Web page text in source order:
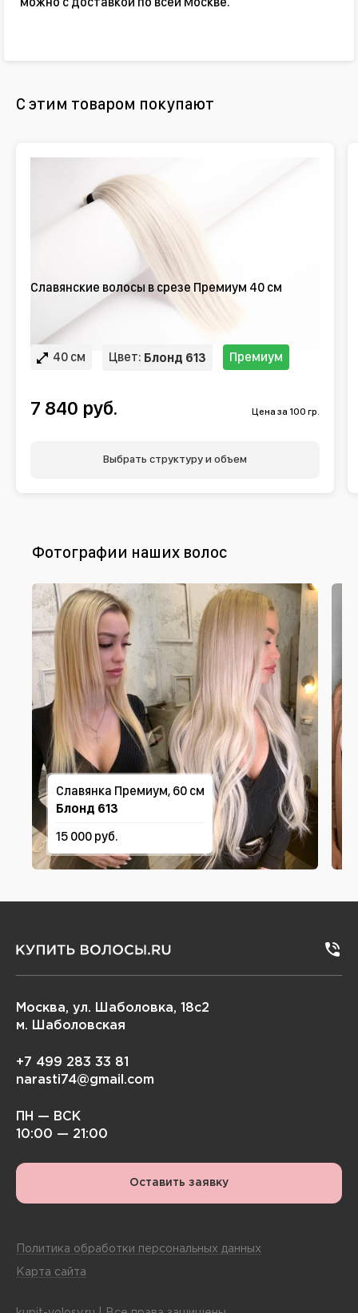
С этим товаром покупают
Славянские волосы в срезе Премиум 40 см
40 см Цвет: Блонд 613 Премиум
7 840 руб. Цена за 100 гр.
Выбрать структуру и объем
Фотографии наших волос
Славянка Премиум, 60 см
Блонд 613
15 000 руб.
Москва, ул. Шаболовка, 18с2
м. Шаболовская
+7 499 283 33 81
narasti74@gmail.com
ПН — ВСК
10:00 — 21:00
Оставить заявку
Политика обработки персональных данных
Карта сайта